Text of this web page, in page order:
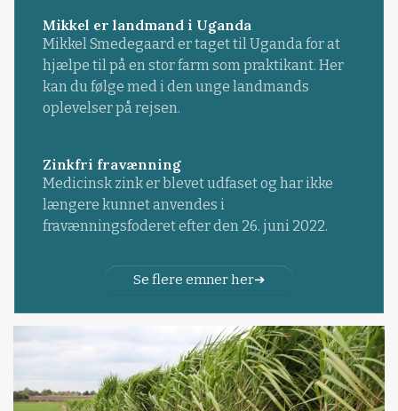
Mikkel er landmand i Uganda
Mikkel Smedegaard er taget til Uganda for at
hjælpe til på en stor farm som praktikant. Her
kan du følge med i den unge landmands
oplevelser på rejsen.
Zinkfri fravænning
Medicinsk zink er blevet udfaset og har ikke
længere kunnet anvendes i
fravænningsfoderet efter den 26. juni 2022.
Se flere emner her